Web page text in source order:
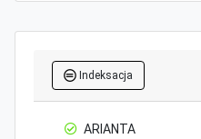
Indeksacja
ARIANTA